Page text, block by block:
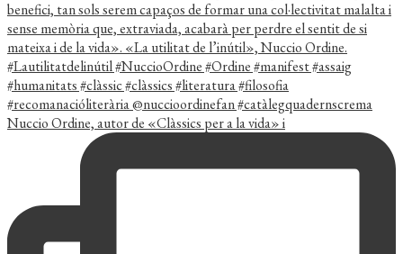
Nuccio Ordine, autor de «Clàssics per a la vida» i